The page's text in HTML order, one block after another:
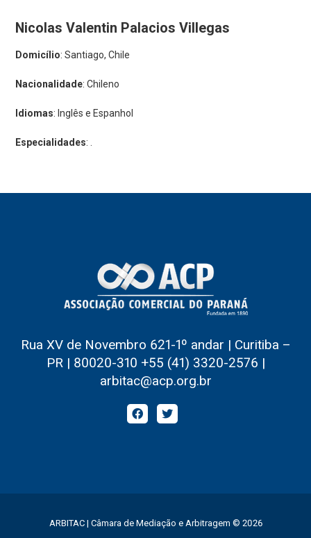
Nicolas Valentin Palacios Villegas
Domicílio: Santiago, Chile
Nacionalidade: Chileno
Idiomas: Inglês e Espanhol
Especialidades: .
Rua XV de Novembro 621-1º andar | Curitiba –
PR | 80020-310 +55 (41) 3320-2576 |
arbitac@acp.org.br
ARBITAC | Câmara de Mediação e Arbitragem © 2026